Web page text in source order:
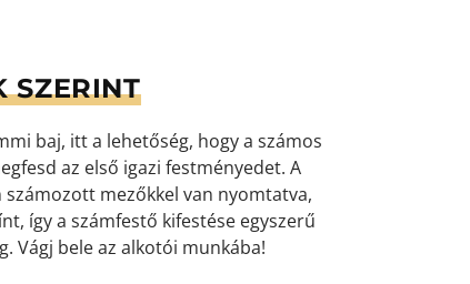
SZERINT
baj, itt a lehetőség, hogy a számos
az első igazi festményedet. A
mezőkkel van nyomtatva,
így a számfestő kifestése egyszerű
. Vágj bele az alkotói munkába!